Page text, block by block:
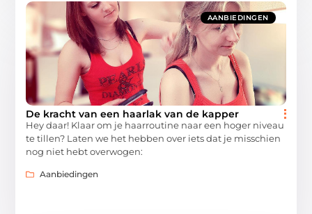
AANBIEDINGEN
De kracht van een haarlak van de kapper
Hey daar! Klaar om je haarroutine naar een hoger niveau
te tillen? Laten we het hebben over iets dat je misschien
nog niet hebt overwogen:
Aanbiedingen